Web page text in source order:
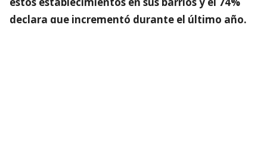
declara que incrementó durante el último año.